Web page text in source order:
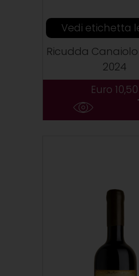
Vedi etichetta
Ricudda
2024
Euro 10,50